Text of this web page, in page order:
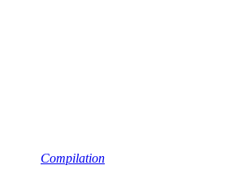
Compilation